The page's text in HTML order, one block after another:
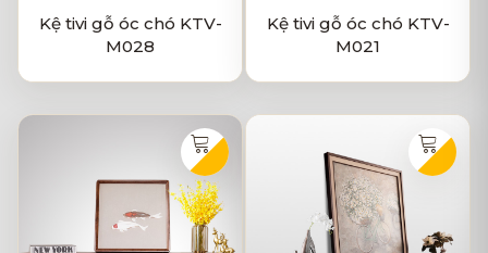
Kệ tivi gỗ óc chó KTV-
M028
Kệ tivi gỗ óc chó KTV-
M021